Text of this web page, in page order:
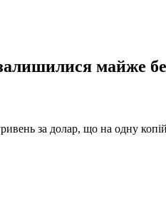
майже
за долар, що на одну